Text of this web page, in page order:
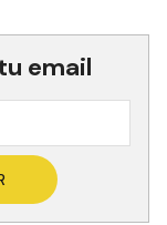
email